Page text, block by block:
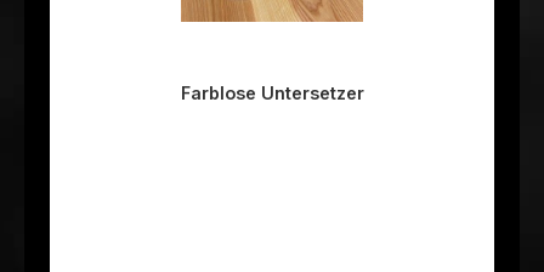
Farblose Untersetzer